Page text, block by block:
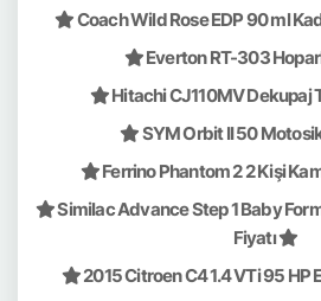
Coach Wild Rose EDP 90 ml
Everton RT-303
Hitachi CJ110MV Dekupaj
SYM Orbit II 50
Ferrino Phantom 2 2 Kişi
Similac Advance Step 1 Baby
Fiyatı
2015 Citroen C4 1.4 VTi 95 HP